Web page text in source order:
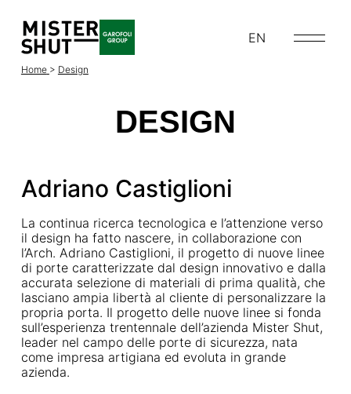
EN
Home > Design
DESIGN
Adriano Castiglioni
La continua ricerca tecnologica e l’attenzione verso
il design ha fatto nascere, in collaborazione con
l’Arch. Adriano Castiglioni, il progetto di nuove linee
di porte caratterizzate dal design innovativo e dalla
accurata selezione di materiali di prima qualità, che
lasciano ampia libertà al cliente di personalizzare la
propria porta. Il progetto delle nuove linee si fonda
sull’esperienza trentennale dell’azienda Mister Shut,
leader nel campo delle porte di sicurezza, nata
come impresa artigiana ed evoluta in grande
azienda.